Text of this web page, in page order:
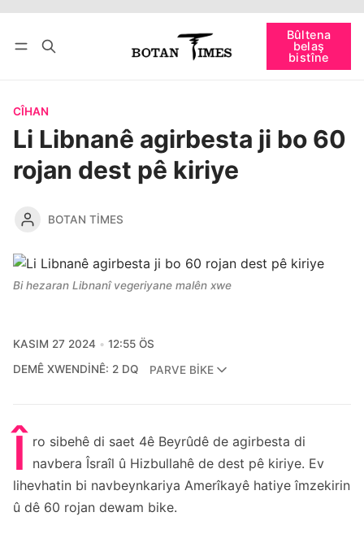
Bûltena
belaş
bistîne
bişopîne
CÎHAN
Li Libnanê agirbesta ji bo 60
rojan dest pê kiriye
BOTAN TIMES
Bi hezaran Libnanî vegeriyane malên xwe
KASIM 27 2024
12:55 ÖS
DEMÊ XWENDINÊ: 2 DQ
PARVE BIKE
Î ro sibehê di saet 4ê Beyrûdê de agirbesta di
navbera Îsraîl û Hizbullahê de dest pê kiriye. Ev
lihevhatin bi navbeynkariya Amerîkayê hatiye îmzekirin
û dê 60 rojan dewam bike.